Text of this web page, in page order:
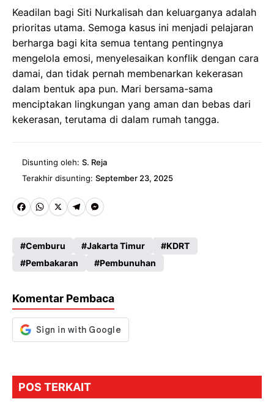
Keadilan bagi Siti Nurkalisah dan keluarganya adalah
prioritas utama. Semoga kasus ini menjadi pelajaran
berharga bagi kita semua tentang pentingnya
mengelola emosi, menyelesaikan konflik dengan cara
damai, dan tidak pernah membenarkan kekerasan
dalam bentuk apa pun. Mari bersama-sama
menciptakan lingkungan yang aman dan bebas dari
kekerasan, terutama di dalam rumah tangga.
Disunting oleh: S. Reja
Terakhir disunting: September 23, 2025
Fa
b
o
k
W
ts
A
p
X
Te
gr
a
M
se
n
er
Cemburu Jakarta Timur
KDRT
Pembakaran
Pembunuhan
Komentar Pembaca
POS TERKAIT